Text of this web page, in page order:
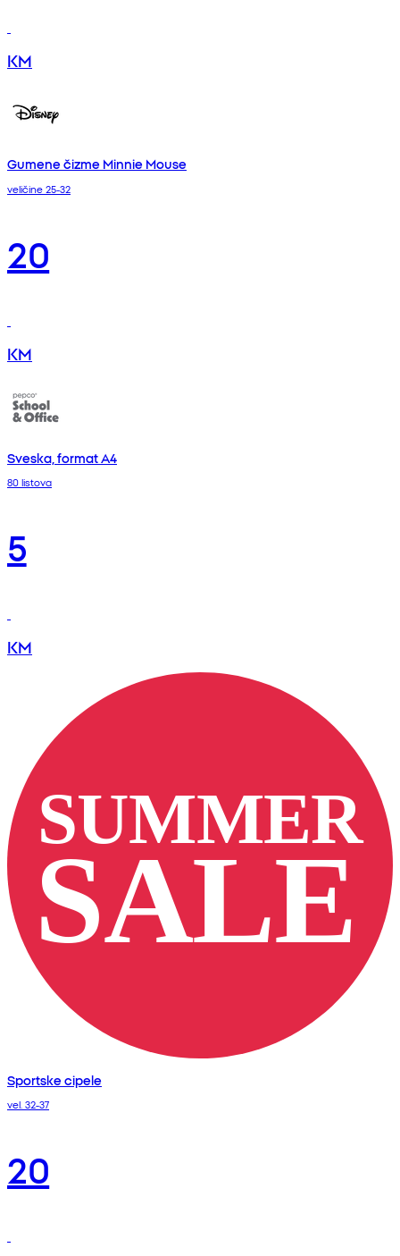
KM
Gumene čizme Minnie Mouse
veličine 25-32
20
KM
Sveska, format A4
80 listova
5
KM
Sportske cipele
vel. 32-37
20